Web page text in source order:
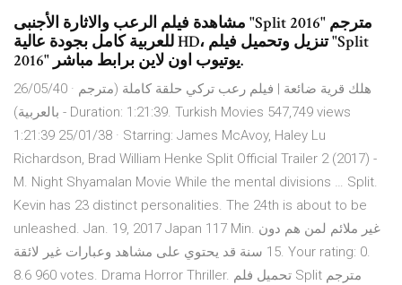
مشاهدة فيلم الرعب والاثارة الأجنبى "Split 2016" مترجم
للعربية كامل بجودة عالية HD، تنزيل وتحميل فيلم "Split
2016" يوتيوب اون لاين برابط مباشر.
26/05/40 · هلك قرية ضائعة | فيلم رعب تركي حلقة كاملة (مترجم
بالعربية) - Duration: 1:21:39. Turkish Movies 547,749 views
1:21:39 25/01/38 · Starring: James McAvoy, Haley Lu
Richardson, Brad William Henke Split Official Trailer 2 (2017) -
M. Night Shyamalan Movie While the mental divisions … Split.
Kevin has 23 distinct personalities. The 24th is about to be
unleashed. Jan. 19, 2017 Japan 117 Min. غير ملائم لمن هم دون
15 سنة قد يحتوي على مشاهد وعبارات غير لائقة. Your rating: 0.
8.6 960 votes. Drama Horror Thriller. تحميل فلم Split مترجم